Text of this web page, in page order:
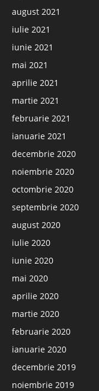
august 2021
iulie 2021
iunie 2021
mai 2021
aprilie 2021
martie 2021
februarie 2021
ianuarie 2021
decembrie 2020
noiembrie 2020
octombrie 2020
septembrie 2020
august 2020
iulie 2020
iunie 2020
mai 2020
aprilie 2020
martie 2020
februarie 2020
ianuarie 2020
decembrie 2019
noiembrie 2019